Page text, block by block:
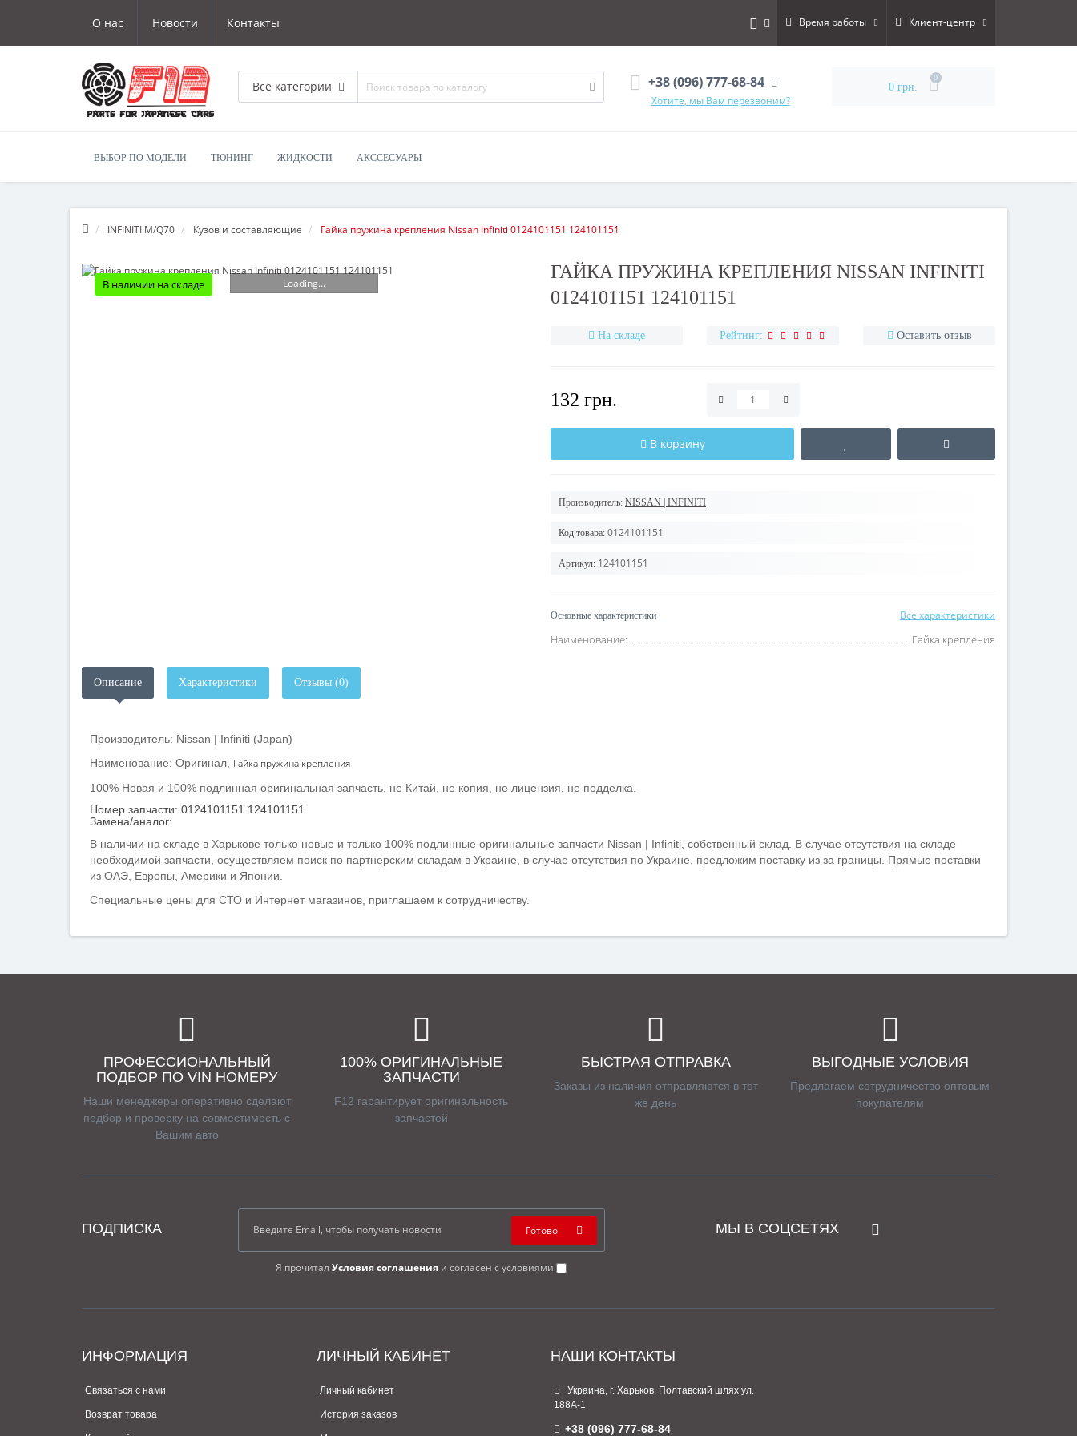
О нас Новости Контакты Время работы Клиент-центр
Все категории +38 (096) 777-68-84
Хотите, мы Вам перезвоним?
0 грн.
0
ВЫБОР ПО МОДЕЛИ ТЮНИНГ ЖИДКОСТИ АКССЕСУАРЫ
INFINITI M/Q70 Кузов и составляющие Гайка пружина крепления Nissan Infiniti 0124101151 124101151
В наличии на складе Loading...
ГАЙКА ПРУЖИНА КРЕПЛЕНИЯ NISSAN INFINITI
0124101151 124101151
На складе Рейтинг: Оставить отзыв
132 грн.
В корзину
Производитель: NISSAN | INFINITI
Код товара: 0124101151
Артикул: 124101151
Основные характеристики Все характеристики
Наименование: Гайка крепления
Описание Характеристики Отзывы (0)
Производитель: Nissan | Infiniti (Japan)
Наименование: Оригинал, Гайка пружина крепления
100% Новая и 100% подлинная оригинальная запчасть, не Китай, не копия, не лицензия, не подделка.
Номер запчасти: 0124101151 124101151
Замена/аналог:
В наличии на складе в Харькове только новые и только 100% подлинные оригинальные запчасти Nissan | Infiniti, собственный склад. В случае отсутствия на складе
необходимой запчасти, осуществляем поиск по партнерским складам в Украине, в случае отсутствия по Украине, предложим поставку из за границы. Прямые поставки
из ОАЭ, Европы, Америки и Японии.
Специальные цены для СТО и Интернет магазинов, приглашаем к сотрудничеству.
ПРОФЕССИОНАЛЬНЫЙ
ПОДБОР ПО VIN НОМЕРУ
Наши менеджеры оперативно сделают
подбор и проверку на совместимость с
Вашим авто
100% ОРИГИНАЛЬНЫЕ
ЗАПЧАСТИ
F12 гарантирует оригинальность
запчастей
БЫСТРАЯ ОТПРАВКА
Заказы из наличия отправляются в тот
же день
ВЫГОДНЫЕ УСЛОВИЯ
Предлагаем сотрудничество оптовым
покупателям
ПОДПИСКА
Я прочиталУсловия соглашения и согласен с условиями
Готово МЫ В СОЦСЕТЯХ
ИНФОРМАЦИЯ
Связаться с нами
Возврат товара
ЛИЧНЫЙ КАБИНЕТ
Личный кабинет
История заказов
НАШИ КОНТАКТЫ
Украина, г. Харьков. Полтавский шлях ул.
188А-1
+38 (096) 777-68-84